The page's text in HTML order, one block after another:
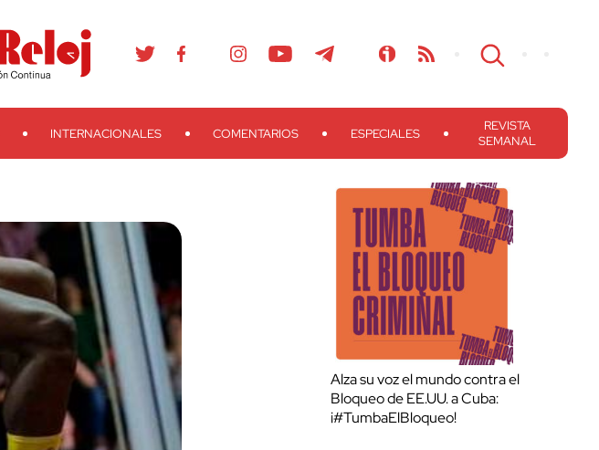
Search
INTERNACIONALES COMENTARIOS ESPECIALES
REVISTA
SEMANAL
Alza su voz el mundo contra el
Bloqueo de EE.UU. a Cuba:
¡#TumbaElBloqueo!